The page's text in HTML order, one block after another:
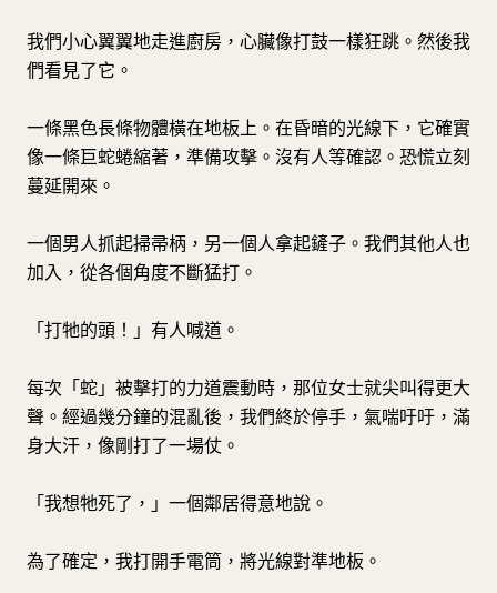
我們小心翼翼地走進廚房，心臟像打鼓一樣狂跳。然後我
們看見了它。
一條黑色長條物體橫在地板上。在昏暗的光線下，它確實
像一條巨蛇蜷縮著，準備攻擊。沒有人等確認。恐慌立刻
蔓延開來。
一個男人抓起掃帚柄，另一個人拿起鏟子。我們其他人也
加入，從各個角度不斷猛打。
「打牠的頭！」有人喊道。
每次「蛇」被擊打的力道震動時，那位女士就尖叫得更大
聲。經過幾分鐘的混亂後，我們終於停手，氣喘吁吁，滿
身大汗，像剛打了一場仗。
「我想牠死了，」一個鄰居得意地說。
為了確定，我打開手電筒，將光線對準地板。